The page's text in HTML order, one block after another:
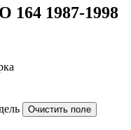
164 1987-1998
Очистить поле